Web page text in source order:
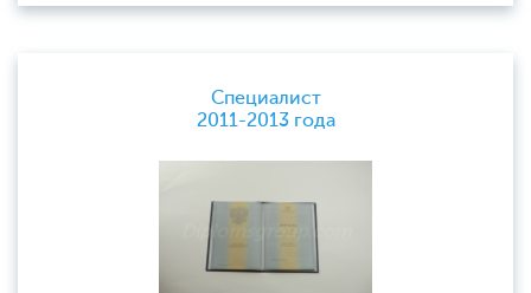
Специалист
2011-2013 года